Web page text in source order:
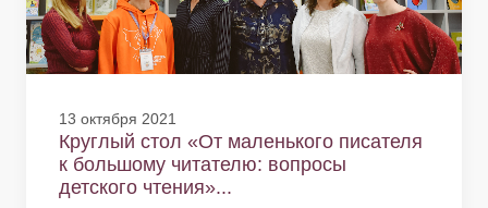
13 октября 2021
Круглый стол «От маленького писателя
к большому читателю: вопросы
детского чтения»...